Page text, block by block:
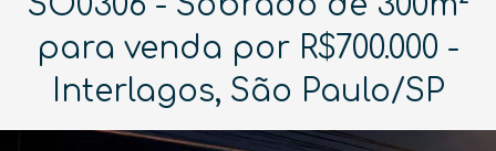
para venda por R$700.000 -
Interlagos, São Paulo/SP